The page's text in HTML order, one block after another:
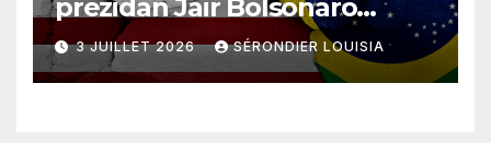
prezidan Jair Bolsonaro
mande gouvènman
ameriken an ogmante taks
sou tout pwodui Brezil ap
3 JUILLET 2026 SÉRONDIER LOUISIA